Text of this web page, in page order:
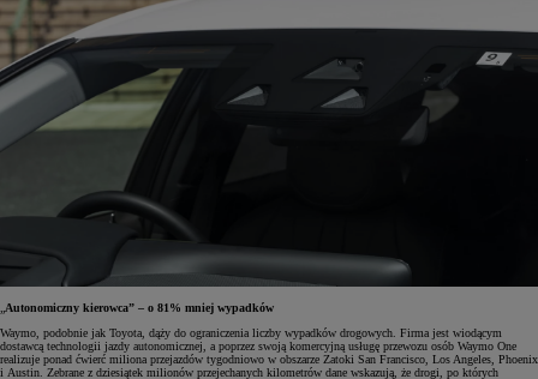
Autonomiczny kierowca” – o 81% mniej wypadków
Waymo, podobnie jak Toyota, dąży do ograniczenia liczby wypadków drogowych. Firma jest wiodącym
dostawcą technologii jazdy autonomicznej, a poprzez swoją komercyjną usługę przewozu osób Waymo One
realizuje ponad ćwierć miliona przejazdów tygodniowo w obszarze Zatoki San Francisco, Los Angeles, Phoenix
i Austin. Zebrane z dziesiątek milionów przejechanych kilometrów dane wskazują, że drogi, po których